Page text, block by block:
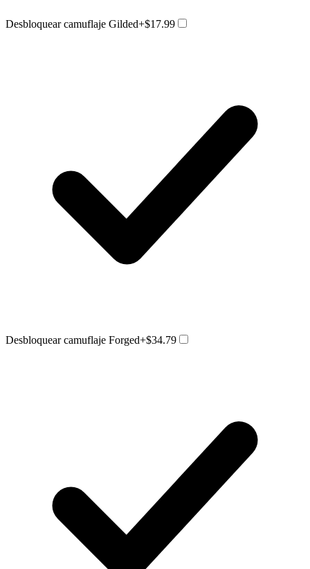
Desbloquear camuflaje Gilded+$17.99
Desbloquear camuflaje Forged+$34.79